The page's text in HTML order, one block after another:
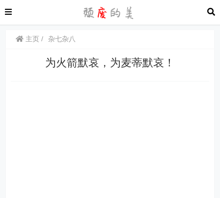
主页 杂七杂八
为火箭默哀，为麦蒂默哀！